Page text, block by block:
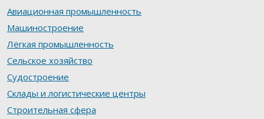
Авиационная промышленность
Машиностроение
Лёгкая промышленность
Сельское хозяйство
Судостроение
Склады и логистические центры
Строительная сфера